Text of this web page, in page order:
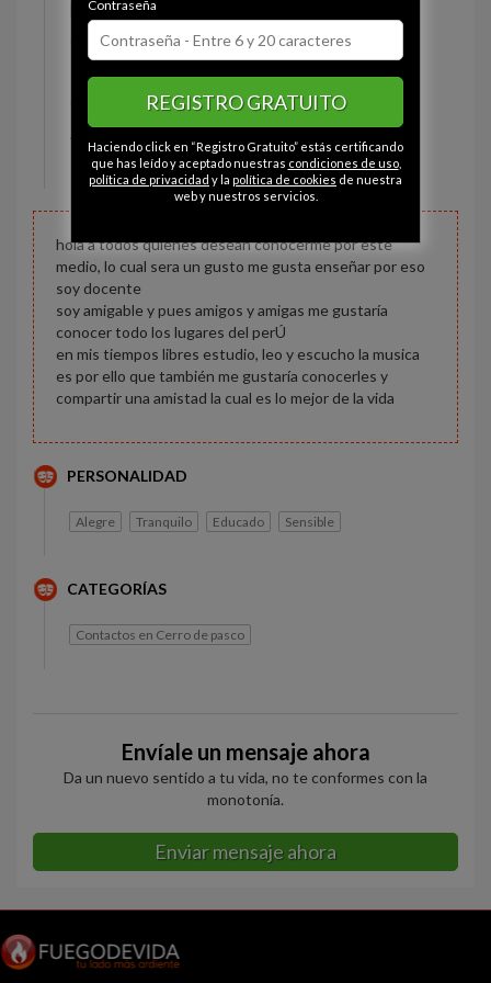
Estado civil:
Ojos: Gris
Constitución: Normal
Altura: 167 cm
Peso: 61 kg
hola a todos quienes desean conocerme por este
medio, lo cual sera un gusto me gusta enseñar por eso
soy docente
soy amigable y pues amigos y amigas me gustaría
conocer todo los lugares del perÚ
en mis tiempos libres estudio, leo y escucho la musica
es por ello que también me gustaría conocerles y
compartir una amistad la cual es lo mejor de la vida
PERSONALIDAD
Alegre Tranquilo Educado Sensible
CATEGORÍAS
Contactos en Cerro de pasco
Envíale un mensaje ahora
Da un nuevo sentido a tu vida, no te conformes con la
monotonía.
Enviar mensaje ahora
Contraseña
REGISTRO GRATUITO
Haciendo click en “Registro Gratuito” estás certificando
que has leído y aceptado nuestras condiciones de uso,
política de privacidad y la política de cookies de nuestra
web y nuestros servicios.